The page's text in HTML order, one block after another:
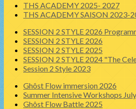
THS ACADEMY 2025- 2027
THS ACADEMY SAISON 2023-
SESSION 2 STYLE 2026
SESSION 2 STYLE 2026
SESSION 2 STYLE 2025
SESSION 2 STYLE 2024 "The
Session 2 Style 2023
Ghôst Flow immersion 2026
Summer Intensive Workshops
Ghôst Flow Battle 2025